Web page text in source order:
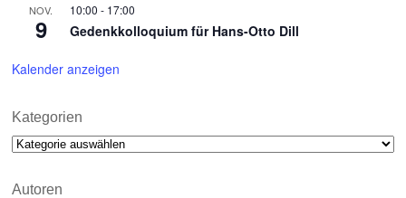
NOV.
9
10:00 - 17:00
Gedenkkolloquium für Hans-Otto Dill
Kalender anzeigen
Kategorien
Kategorien
Autoren